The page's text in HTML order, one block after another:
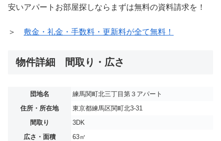
安いアパートお部屋探しならまずは無料の資料請求を！
＞ 敷金・礼金・手数料・更新料が全て無料！
物件詳細 間取り・広さ
団地名
練馬関町北三丁目第３アパート
住所・所在地
東京都練馬区関町北3-31
間取り
3DK
広さ・面積
63㎡